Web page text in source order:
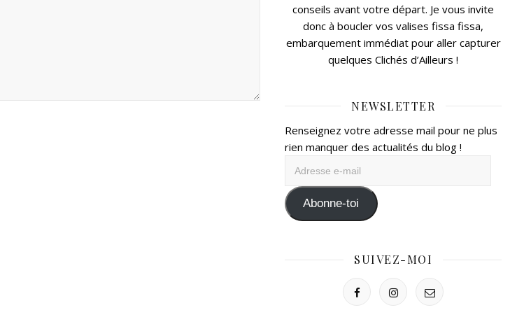
conseils avant votre départ. Je vous invite
donc à boucler vos valises fissa fissa,
embarquement immédiat pour aller capturer
quelques Clichés d’Ailleurs !
NEWSLETTER
Renseignez votre adresse mail pour ne plus
rien manquer des actualités du blog !
mail Abonne-toi
SUIVEZ-MOI